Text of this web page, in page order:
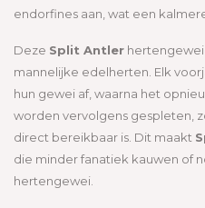
endorfines aan, wat een
Deze Split Antler
mannelijke edelherten. Elk
hun gewei af, waarna het
worden vervolgens gespleten,
direct bereikbaar is. Dit maakt
die minder fanatiek kauwen of
hertengewei.